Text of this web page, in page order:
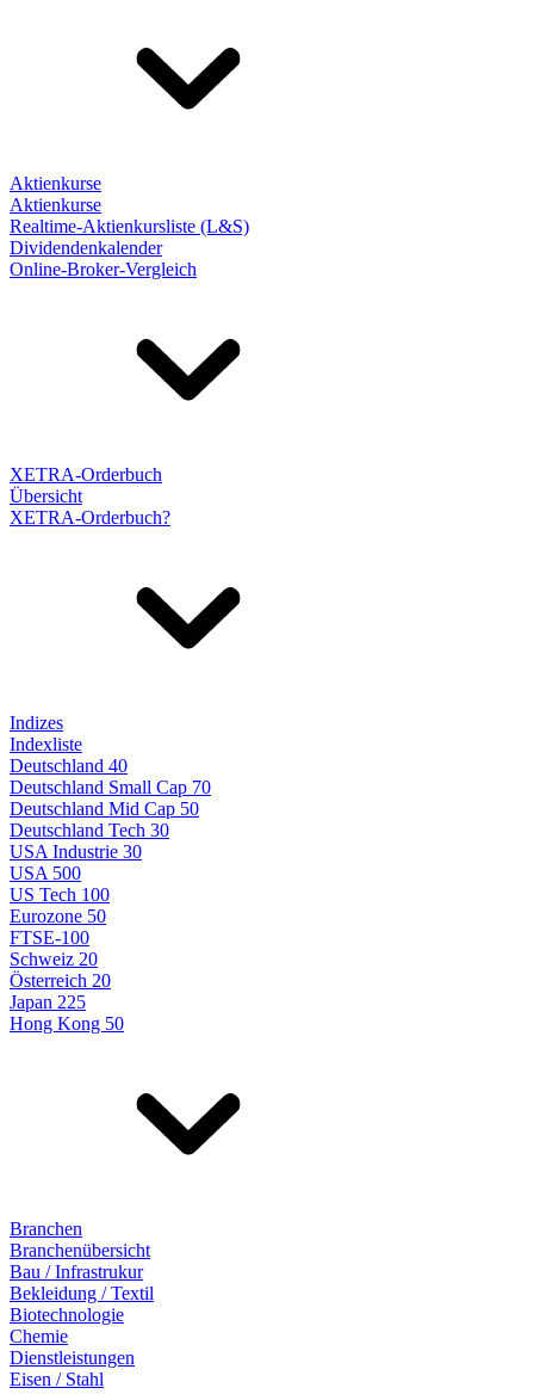
Aktienkurse
Aktienkurse
Realtime-Aktienkursliste (L&S)
Dividendenkalender
Online-Broker-Vergleich
XETRA-Orderbuch
Übersicht
XETRA-Orderbuch?
Indizes
Indexliste
Deutschland 40
Deutschland Small Cap 70
Deutschland Mid Cap 50
Deutschland Tech 30
USA Industrie 30
USA 500
US Tech 100
Eurozone 50
FTSE-100
Schweiz 20
Österreich 20
Japan 225
Hong Kong 50
Branchen
Branchenübersicht
Bau / Infrastrukur
Bekleidung / Textil
Biotechnologie
Chemie
Dienstleistungen
Eisen / Stahl